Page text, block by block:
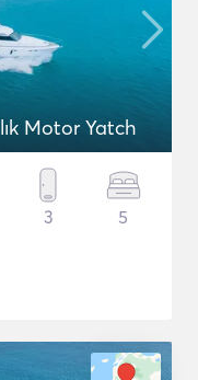
Motor Yatch
3 5